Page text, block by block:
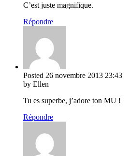
C’est juste magnifique.
Répondre
Posted 26 novembre 2013 23:43
by Ellen
Tu es superbe, j’adore ton MU !
Répondre